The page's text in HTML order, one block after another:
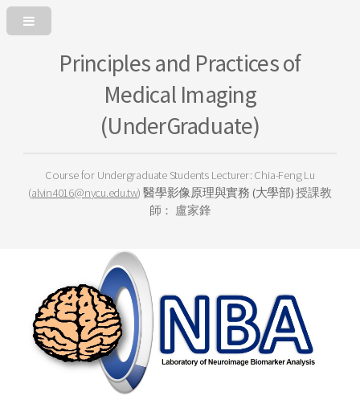
Principles and Practices of
Medical Imaging
(UnderGraduate)
Course for Undergraduate StudentsLecturer: Chia-Feng Lu
(alvin4016@nycu.edu.tw) 醫學影像原理與實務 (大學部)授課教
師： 盧家鋒